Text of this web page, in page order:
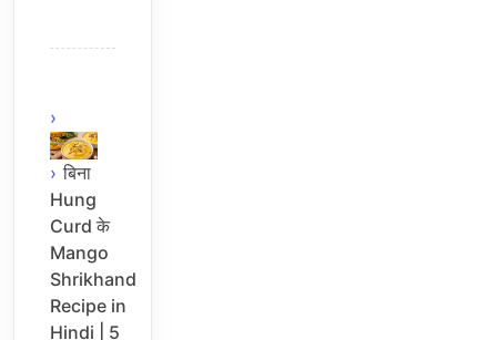
बिना
Hung
Curd के
Mango
Shrikhand
Recipe in
Hindi | 5